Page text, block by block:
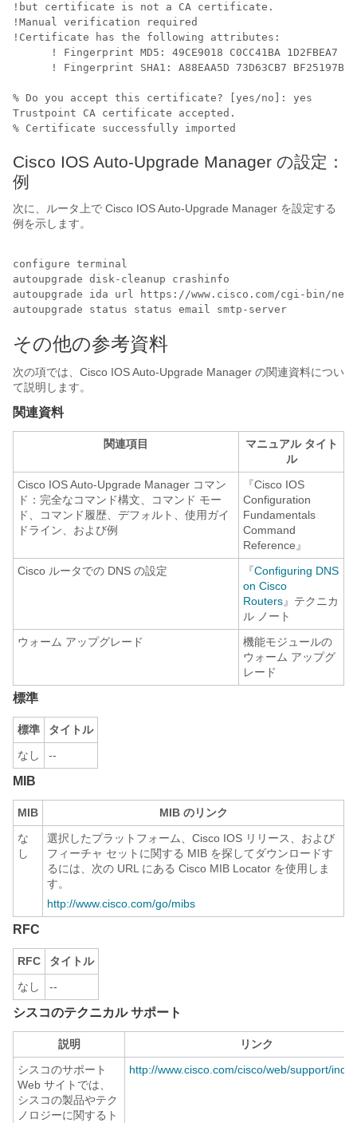
!but certificate is not a CA certificate.
!Manual verification required
!Certificate has the following attributes:
! Fingerprint MD5: 49CE9018 C0CC41BA 1D2FBEA7
! Fingerprint SHA1: A88EAA5D 73D63CB7 BF25197B
% Do you accept this certificate? [yes/no]: yes
Trustpoint CA certificate accepted.
% Certificate successfully imported
Cisco IOS Auto-Upgrade Manager の設定：
例
次に、ルータ上で Cisco IOS Auto-Upgrade Manager を設定する
例を示します。
configure terminal
autoupgrade disk-cleanup crashinfo
autoupgrade ida url https://www.cisco.com/cgi-bin/
autoupgrade status status email smtp-server
その他の参考資料
次の項では、Cisco IOS Auto-Upgrade Manager の関連資料につい
て説明します。
関連資料
関連項目
マニュアル タイト
ル
Cisco IOS Auto-Upgrade Manager コマン
ド：完全なコマンド構文、コマンド モー
ド、コマンド履歴、デフォルト、使用ガイ
ドライン、および例
『Cisco IOS
Configuration
Fundamentals
Command
Reference』
Cisco ルータでの DNS の設定
『Configuring DNS
on Cisco
Routers』テクニカ
ル ノート
ウォーム アップグレード
機能モジュールの
ウォーム アップグ
レード
標準
標準
タイトル
なし
--
MIB
MIB
MIB のリンク
な
し
選択したプラットフォーム、Cisco IOS リリース、および
フィーチャ セットに関する MIB を探してダウンロードす
るには、次の URL にある Cisco MIB Locator を使用しま
す。
http://www.cisco.com/go/mibs
RFC
RFC
タイトル
なし
--
シスコのテクニカル サポート
説明
リンク
シスコのサポート
Web サイトでは、
シスコの製品やテク
ノロジーに関するト
http://www.cisco.com/cisco/web/support/